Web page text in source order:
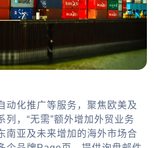
化推广等服务，聚焦欧美及
列，“无需”额外增加外贸业务
南亚及未来增加的海外市场合